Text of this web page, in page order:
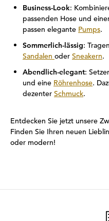
Business-Look:
passenden Hose und
passen elegante Pumps.
Sommerlich-lässig:
Sandalen oder Sneakern.
Abendlich-elegant:
und eine Röhrenhose.
dezenter Schmuck.
Entdecken Sie jetzt unsere
Finden Sie Ihren neuen
oder modern!